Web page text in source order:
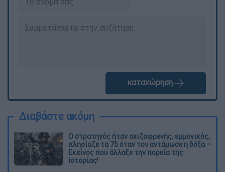
καταχώρηση
Διαβάστε ακόμη
O στρατηγός ήταν σχιζοφρενής, εμμονικός,
πλησίαζε τα 75 όταν τον αντάμωσε η δόξα –
Εκείνος που άλλαξε την πορεία της
Ιστορίας!